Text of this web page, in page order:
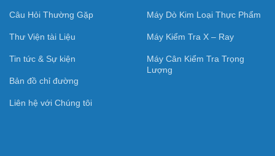
Câu Hỏi Thường Gặp
Thư Viện tài Liệu
Tin tức & Sự kiện
Bản đồ chỉ đường
Liên hệ với Chúng tôi
Máy Dò Kim Loại Thực Phẩm
Máy Kiểm Tra X – Ray
Máy Cân Kiểm Tra Trọng
Lượng